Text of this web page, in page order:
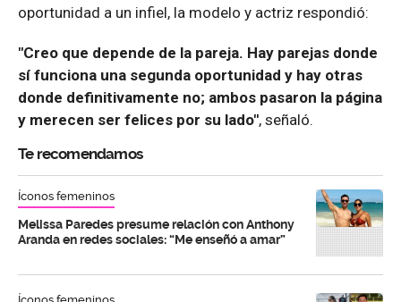
oportunidad a un infiel, la modelo y actriz respondió:
"Creo que depende de la pareja. Hay parejas donde
sí funciona una segunda oportunidad y hay otras
donde definitivamente no; ambos pasaron la página
y merecen ser felices por su lado", señaló.
Te recomendamos
Íconos femeninos
Melissa Paredes presume relación con Anthony
Aranda en redes sociales: “Me enseñó a amar”